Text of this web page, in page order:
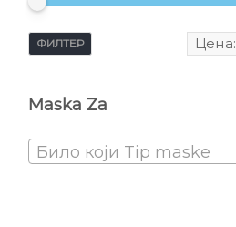
ФИЛТЕР Цена:
Maska Za
Било који Tip maske